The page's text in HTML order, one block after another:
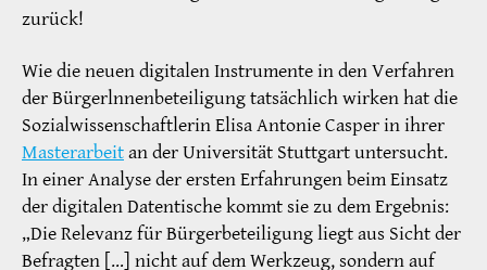
zurück!
Wie die neuen digitalen Instrumente in den Verfahren
der Bürgerlnnenbeteiligung tatsächlich wirken hat die
Sozialwissenschaftlerin Elisa Antonie Casper in ihrer
Masterarbeitan der Universität Stuttgart untersucht.
In einer Analyse der ersten Erfahrungen beim Einsatz
der digitalen Datentische kommt sie zu dem Ergebnis:
„Die Relevanz für Bürgerbeteiligung liegt aus Sicht der
Befragten […] nicht auf dem Werkzeug, sondern auf